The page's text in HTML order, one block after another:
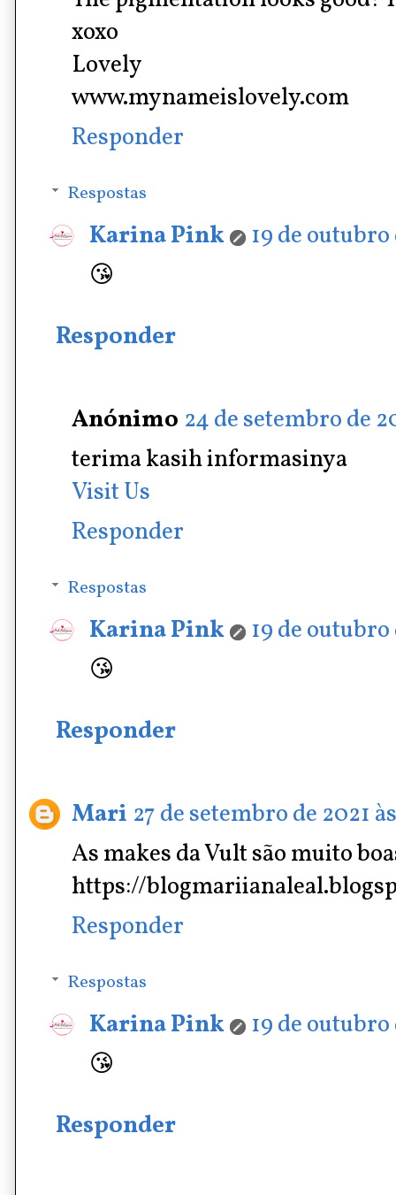
xoxo
Lovely
www.mynameislovely.com
Responder
Respostas
Karina Pink
19 de outubro
😘
Responder
Anónimo 24 de setembro de
terima kasih informasinya
Visit Us
Responder
Respostas
Karina Pink
19 de outubro
😘
Responder
Mari 27 de setembro de 2021
As makes da Vult são muito
https://
Responder
Respostas
Karina Pink
19 de outubro
😘
Responder